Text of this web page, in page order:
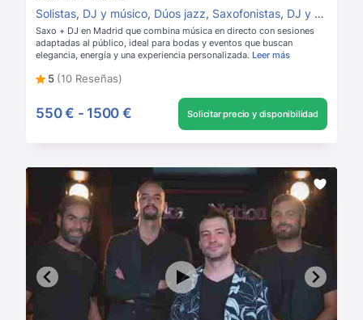
Solistas, DJ y músico, Dúos jazz, Saxofonistas, DJ y saxofón
Saxo + DJ en Madrid que combina música en directo con sesiones
adaptadas al público, ideal para bodas y eventos que buscan
elegancia, energía y una experiencia personalizada. Leer más
5 (10 Reseñas)
550 € - 1500 € Solicitar precio y disponibilidad